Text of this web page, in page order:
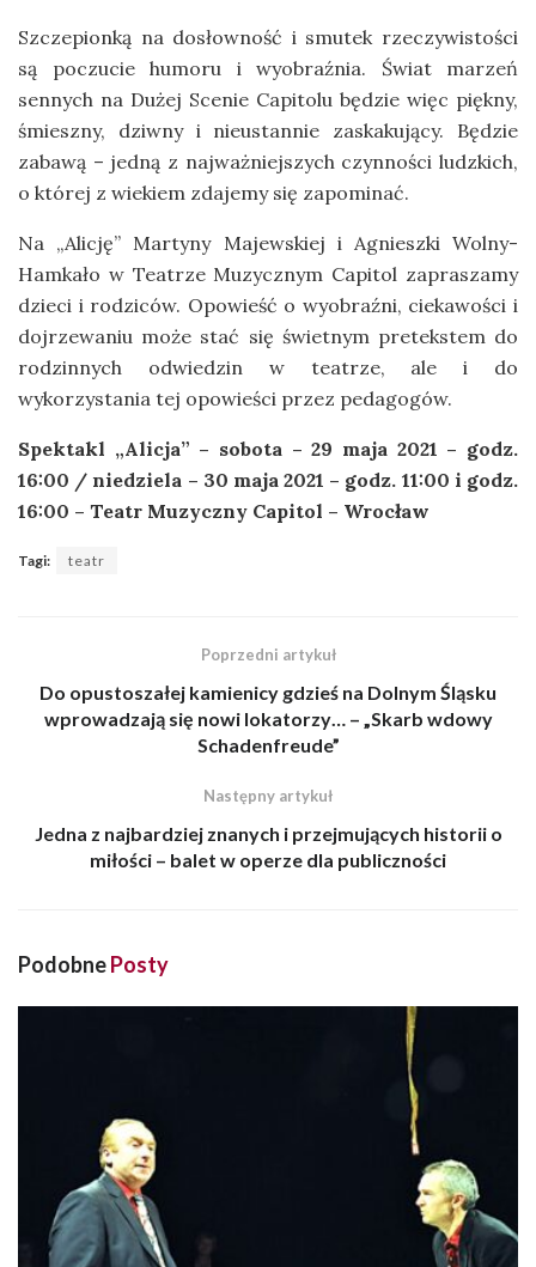
Szczepionką na dosłowność i smutek rzeczywistości
są poczucie humoru i wyobraźnia. Świat marzeń
sennych na Dużej Scenie Capitolu będzie więc piękny,
śmieszny, dziwny i nieustannie zaskakujący. Będzie
zabawą – jedną z najważniejszych czynności ludzkich,
o której z wiekiem zdajemy się zapominać.
Na „Alicję” Martyny Majewskiej i Agnieszki Wolny-
Hamkało w Teatrze Muzycznym Capitol zapraszamy
dzieci i rodziców. Opowieść o wyobraźni, ciekawości i
dojrzewaniu może stać się świetnym pretekstem do
rodzinnych odwiedzin w teatrze, ale i do
wykorzystania tej opowieści przez pedagogów.
Spektakl „Alicja” – sobota – 29 maja 2021 – godz.
16:00 / niedziela – 30 maja 2021 – godz. 11:00 i godz.
16:00 – Teatr Muzyczny Capitol – Wrocław
Tagi: teatr
Poprzedni artykuł
Do opustoszałej kamienicy gdzieś na Dolnym Śląsku
wprowadzają się nowi lokatorzy… – „Skarb wdowy
Schadenfreude”
Następny artykuł
Jedna z najbardziej znanych i przejmujących historii o
miłości – balet w operze dla publiczności
PodobnePosty